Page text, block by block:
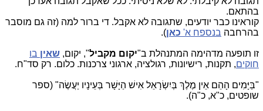
בהתאם.
קוראינו כבר יודעים, שתגובה לא אקבל. די ברור למה (זה גם מוסבר
בהרחבה בנספח א' כאן).
זו תופעה מדהימה המתנהלת ב"יקום מקביל", יקום, שאין בו
חוקים, תקנות, רישיונות, רגולציה, ארגוני צרכנות. כלום. רק סד"ח.
"בַּיָּמִים הָהֵם אֵין מֶלֶךְ בְּיִשְׂרָאֵל אִישׁ הַיָּשָׁר בְּעֵינָיו יַעֲשֶׂה" (ספר
שופטים, כ"א, כ"ה).